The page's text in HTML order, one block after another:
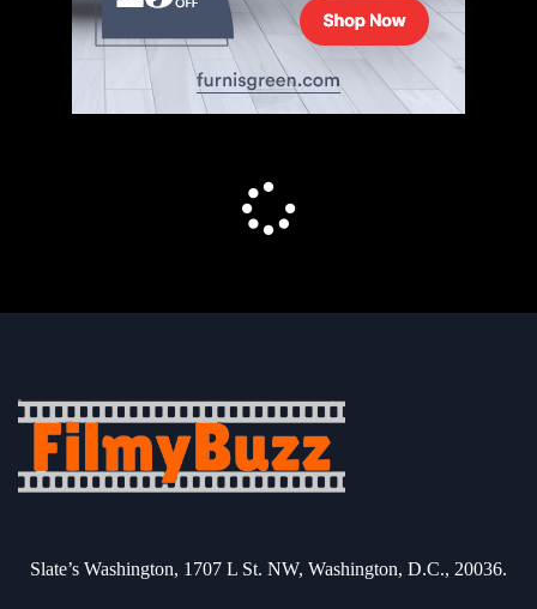
Slate’s Washington, 1707 L St. NW, Washington, D.C., 20036.